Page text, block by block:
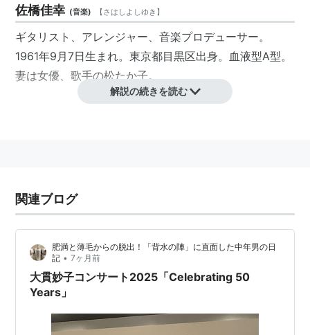
佐橋佳幸 (音楽) 【さはしよしゆき 】
ギタリスト、アレンジャー、音楽プロデューサー。
1961年9月7日生まれ。東京都目黒区出身。血液型A型。
妻は女優、歌手の松たか子。
コーディングやライブに参加。
渡辺美里バンドのギタリストとしての活躍で一躍有名な
存在となる。
1991年に、サザンオールスターズの原由子のソロアルバ
ム「MOTHER」のレコーディングをきっかけに小倉博
和と「山弦」を結成。
ている。
解説の続きを読む
関連ブログ
肥満と薄毛からの脱出！「背水の陣」に直面した中年男の日
記 • 7ヶ月前
大貫妙子コンサート2025「Celebrating 50
Years」